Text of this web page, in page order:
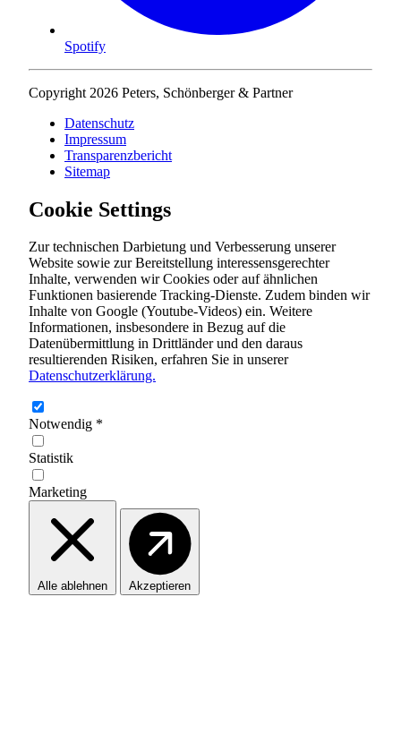
Spotify
Copyright 2026 Peters, Schönberger & Partner
Datenschutz
Impressum
Transparenzbericht
Sitemap
Cookie Settings
Zur technischen Darbietung und Verbesserung unserer
Website sowie zur Bereitstellung interessensgerechter
Inhalte, verwenden wir Cookies oder auf ähnlichen
Funktionen basierende Tracking-Dienste. Zudem binden wir
Inhalte von Google (Youtube-Videos) ein. Weitere
Informationen, insbesondere in Bezug auf die
Datenübermittlung in Drittländer und den daraus
resultierenden Risiken, erfahren Sie in unserer
Datenschutzerklärung.
Notwendig *
Statistik
Marketing
Alle ablehnen Akzeptieren